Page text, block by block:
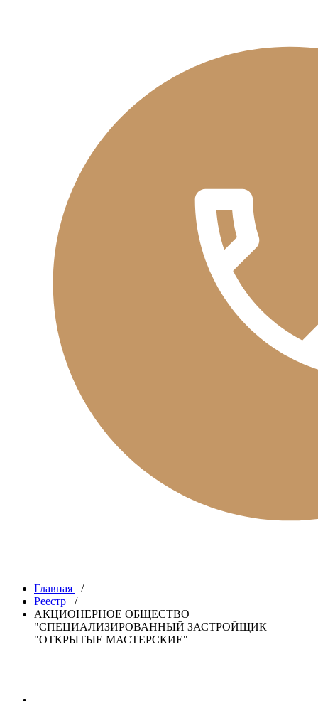
Главная
/
Реестр
/
АКЦИОНЕРНОЕ ОБЩЕСТВО
"СПЕЦИАЛИЗИРОВАННЫЙ ЗАСТРОЙЩИК
"ОТКРЫТЫЕ МАСТЕРСКИЕ"